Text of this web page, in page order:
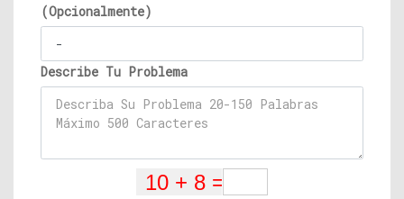
(Opcionalmente)
Describe Tu Problema